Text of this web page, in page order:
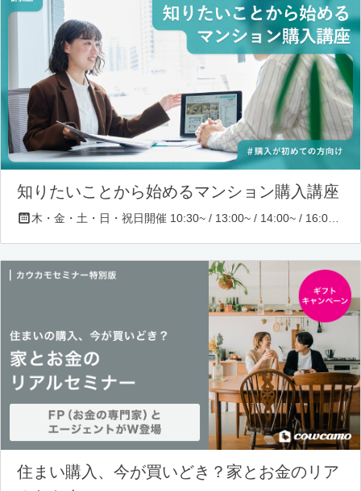
知りたいことから始めるマンション購入講座
住まい購入、今が買いどき？家とお金のリア